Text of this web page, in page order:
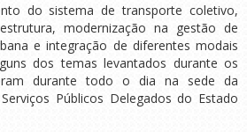
do sistema de transporte coletivo,
modernização na gestão de
e integração de diferentes modais
dos temas levantados durante os
durante todo o dia na sede da
Públicos Delegados do Estado